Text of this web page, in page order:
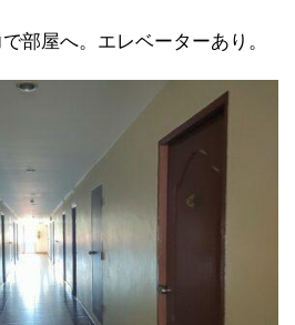
部屋へ。エレベーターあり。